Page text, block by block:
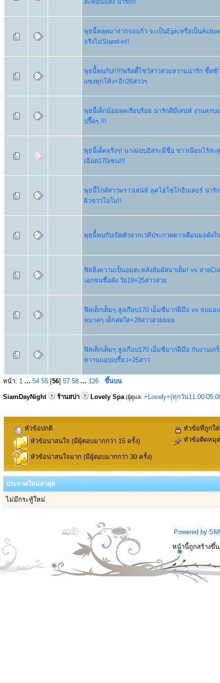
สะท้อนแสง น่ารัก!!
พุธนี้หลุดมาจากจอแก้ว จะเป็นEpicหรือเป็นAction
จริงไม่Stand-in!!
พุธนี้ัพบกับ!!!!!พริตตี้โชว์สาวสวยหวานน่ารัก ซี้ดซ้
แซงทุกโค้ง+อีก26สาวๆ
พุธนี้เด็กน้อยลุคเรียบร้อย น่ารักดีมีเสน่ห์ งานครบ
ปรื๊ดๆ !!!
พุธนี้เด็ดจริงๆ! นางแบบอิสระมีชื่อ ขาวเนียนไร้สะ
เฉียด170เซน!!!
พุธนี้ไกด์สาวพราวเสน่ห์ ลุคไฮโซโกอินเตอร์ น่ารัก
ผิวขาวโอโม่!!
พุธนี้้พบกับเปิดตัวจากเวทีประกวดดาวเดือนมอดังใ
ฟิลลิ่งความเป็นอมตะหลังสัมผัสมาเต็ม! vs สายC
เอกชนชื่อดัง วัย19+25สาวสวย
ฟิลเด็กเต็มๆ สูงเกือบ170 เอ็มซีมากฝีมือ vs จบมอ
หมาดๆ เด็กสดใส+28สาวสวยยยย
ฟิลเด็กเต็มๆ สูงเกือบ170 เอ็มซีมากฝีมือ กับงานเก
หวานแอบเปรี้ยว+25สาว
หน้า: 1 ... 54 55 [56] 57 58 ... 126 ขึ้นบน
SiamDayNight ร้านสปา Lovely Spa (ผู้ดูแล: +Lovely+(ทุกวัน11:00-
หัวข้อปกติ
หัวข้อน่าสนใจ (มีผู้ตอบมากกว่า 15 ครั้ง)
หัวข้อน่าสนใจมาก (มีผู้ตอบมากกว่า 30 ครั้ง)
หัวข้อที่ถูกใ
หัวข้อติดหมุด
ประกาศใหม่ล่าสุด
ไม่มีกระทู้ใหม่
Powered by
หน้านี้ถูกสร้างขึ้น